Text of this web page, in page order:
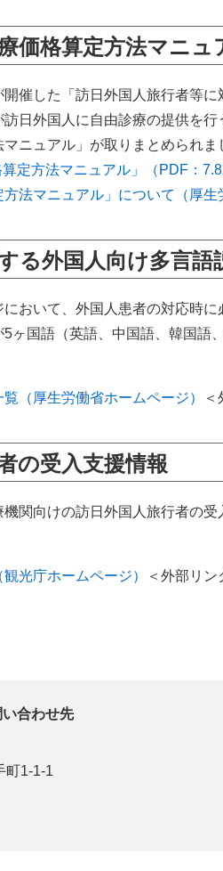
価格算定方法マニュ
催した「訪日外国人旅行者等
日外国人に自由診療の提供を
ニュアル」が取りまとめられま
定方法マニュアル」（PDF：
方法マニュアル」について（厚生
る外国人向け多言語
おいて、外国人患者の対応時に
ヶ国語（英語、中国語、韓国語
（厚生労働省ホームページ） ＜
の受入支援情報
関向けの訪日外国人旅行者の受
光庁ホームページ） ＜外部リン
合わせ先
町1-1-1